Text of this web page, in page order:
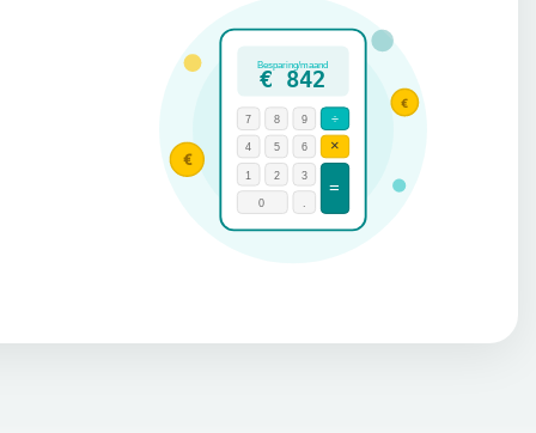
Besparing/maand
€ 842
7 8 9
4 5 6
1 2 3
0 .
÷
×
=
€
€